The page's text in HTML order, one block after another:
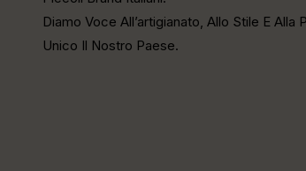
Diamo Voce All’artigianato, Allo Stile E Alla
Unico Il Nostro Paese.